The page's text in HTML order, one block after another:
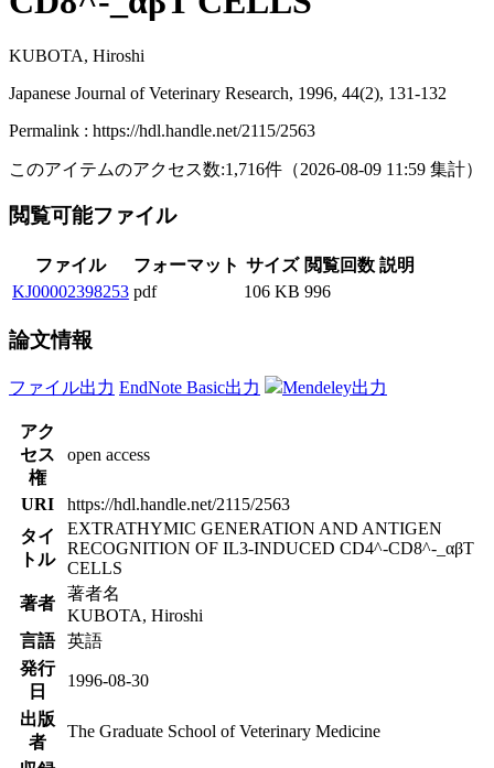
KUBOTA, Hiroshi
Japanese Journal of Veterinary Research, 1996, 44(2), 131-132
Permalink : https://hdl.handle.net/2115/2563
このアイテムのアクセス数:1,716件 （2026-08-09 11:59 集計）
閲覧可能ファイル
ファイル フォーマット サイズ 閲覧回数 説明
KJ00002398253 pdf 106 KB 996
論文情報
ファイル出力 EndNote Basic出力 Mendeley出力
アク
セス
権
open access
URI
https://hdl.handle.net/2115/2563
タイ
トル
EXTRATHYMIC GENERATION AND ANTIGEN
RECOGNITION OF IL3-INDUCED CD4^-CD8^-_αβT
CELLS
著者
著者名
KUBOTA, Hiroshi
言語
英語
発行
日
1996-08-30
出版
者
The Graduate School of Veterinary Medicine